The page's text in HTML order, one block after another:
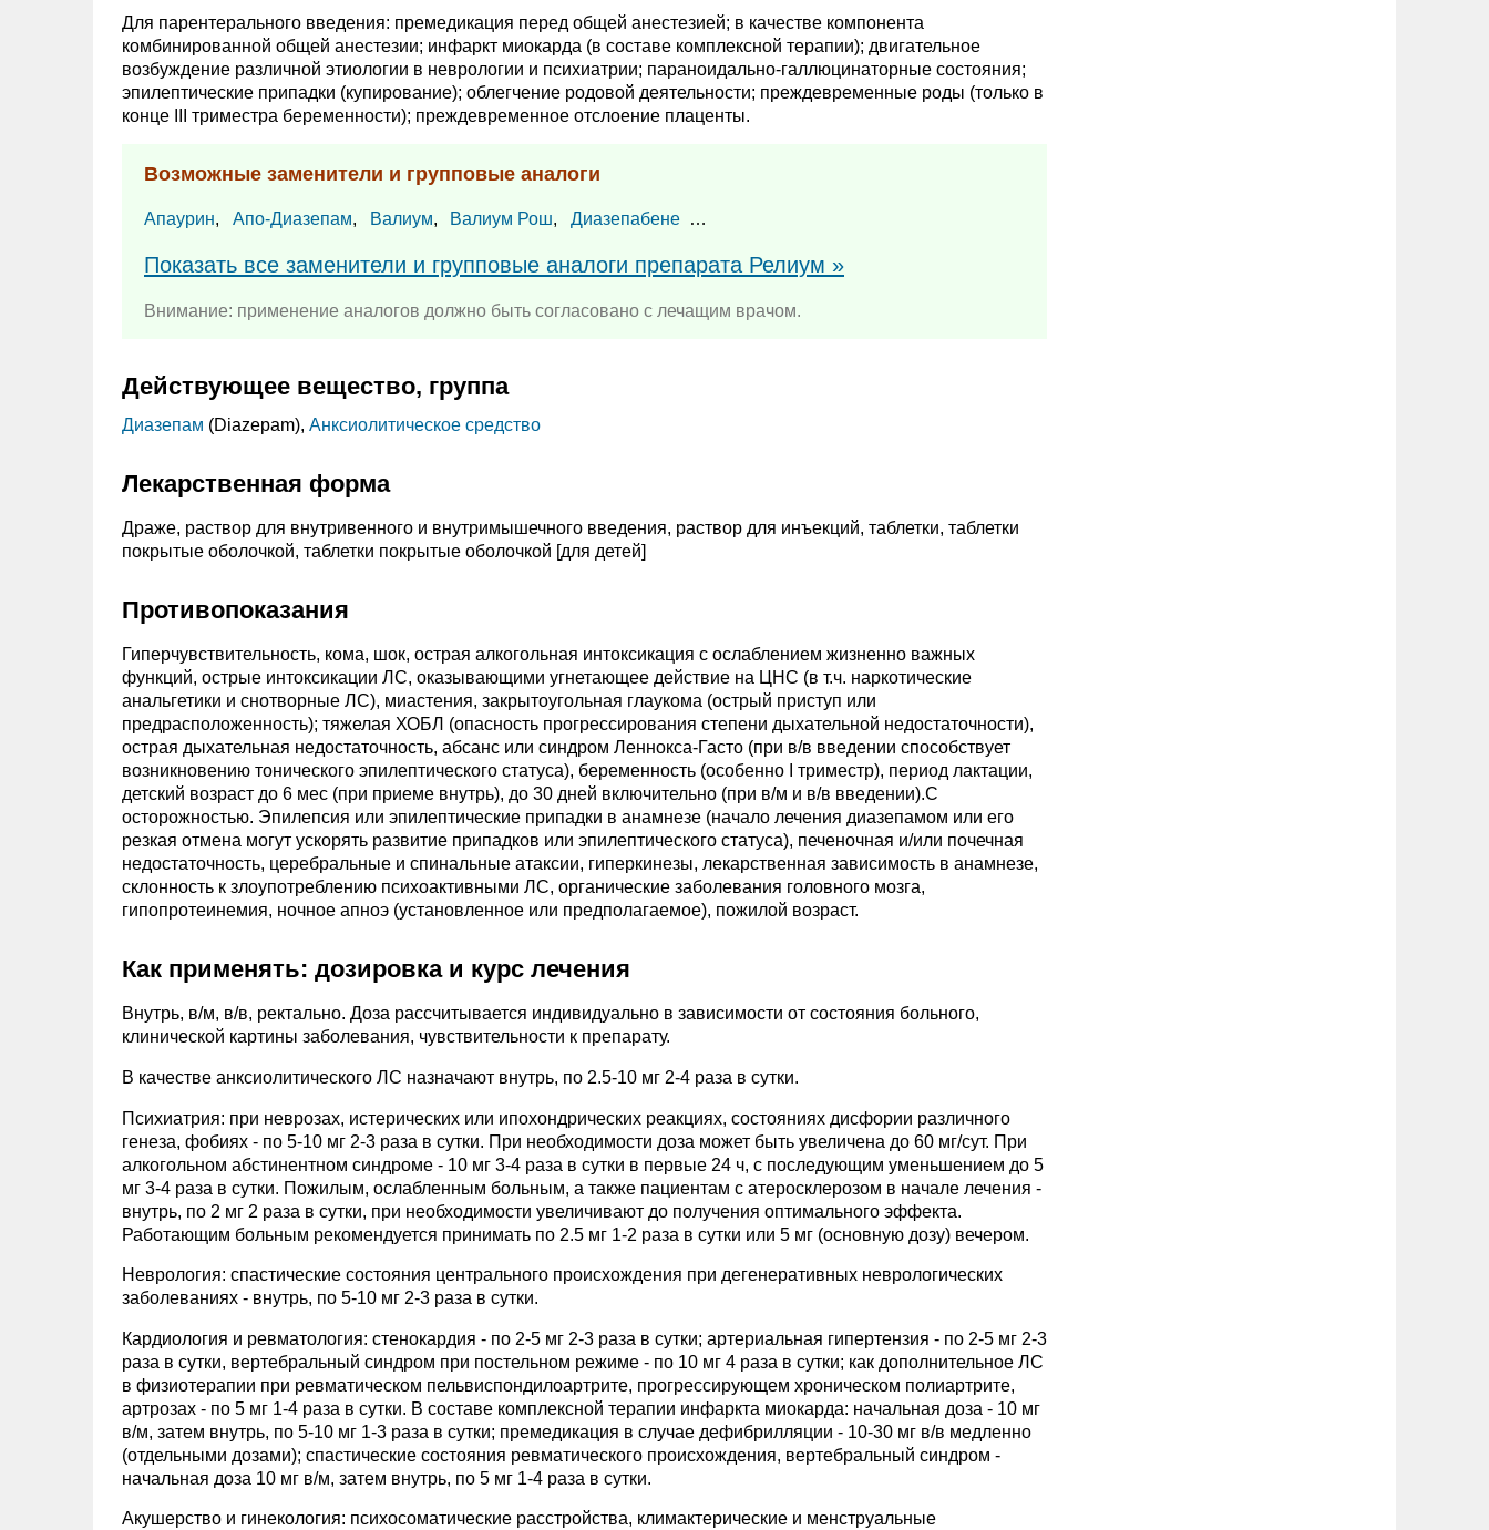
Для парентерального введения: премедикация перед общей анестезией; в качестве компонента
комбинированной общей анестезии; инфаркт миокарда (в составе комплексной терапии); двигательное
возбуждение различной этиологии в неврологии и психиатрии; параноидально-галлюцинаторные состояния;
эпилептические припадки (купирование); облегчение родовой деятельности; преждевременные роды (только в
конце III триместра беременности); преждевременное отслоение плаценты.
Возможные заменители и групповые аналоги
Апаурин, Апо-Диазепам, Валиум, Валиум Рош, Диазепабене …
Показать все заменители и групповые аналоги препарата Релиум »
Внимание: применение аналогов должно быть согласовано с лечащим врачом.
Действующее вещество, группа
Диазепам (Diazepam), Анксиолитическое средство
Лекарственная форма
Драже, раствор для внутривенного и внутримышечного введения, раствор для инъекций, таблетки, таблетки
покрытые оболочкой, таблетки покрытые оболочкой [для детей]
Противопоказания
Гиперчувствительность, кома, шок, острая алкогольная интоксикация с ослаблением жизненно важных
функций, острые интоксикации ЛС, оказывающими угнетающее действие на ЦНС (в т.ч. наркотические
анальгетики и снотворные ЛС), миастения, закрытоугольная глаукома (острый приступ или
предрасположенность); тяжелая ХОБЛ (опасность прогрессирования степени дыхательной недостаточности),
острая дыхательная недостаточность, абсанс или синдром Леннокса-Гасто (при в/в введении способствует
возникновению тонического эпилептического статуса), беременность (особенно I триместр), период лактации,
детский возраст до 6 мес (при приеме внутрь), до 30 дней включительно (при в/м и в/в введении).C
осторожностью. Эпилепсия или эпилептические припадки в анамнезе (начало лечения диазепамом или его
резкая отмена могут ускорять развитие припадков или эпилептического статуса), печеночная и/или почечная
недостаточность, церебральные и спинальные атаксии, гиперкинезы, лекарственная зависимость в анамнезе,
склонность к злоупотреблению психоактивными ЛС, органические заболевания головного мозга,
гипопротеинемия, ночное апноэ (установленное или предполагаемое), пожилой возраст.
Как применять: дозировка и курс лечения
Внутрь, в/м, в/в, ректально. Доза рассчитывается индивидуально в зависимости от состояния больного,
клинической картины заболевания, чувствительности к препарату.
В качестве анксиолитического ЛС назначают внутрь, по 2.5-10 мг 2-4 раза в сутки.
Психиатрия: при неврозах, истерических или ипохондрических реакциях, состояниях дисфории различного
генеза, фобиях - по 5-10 мг 2-3 раза в сутки. При необходимости доза может быть увеличена до 60 мг/сут. При
алкогольном абстинентном синдроме - 10 мг 3-4 раза в сутки в первые 24 ч, с последующим уменьшением до 5
мг 3-4 раза в сутки. Пожилым, ослабленным больным, а также пациентам с атеросклерозом в начале лечения -
внутрь, по 2 мг 2 раза в сутки, при необходимости увеличивают до получения оптимального эффекта.
Работающим больным рекомендуется принимать по 2.5 мг 1-2 раза в сутки или 5 мг (основную дозу) вечером.
Неврология: спастические состояния центрального происхождения при дегенеративных неврологических
заболеваниях - внутрь, по 5-10 мг 2-3 раза в сутки.
Кардиология и ревматология: стенокардия - по 2-5 мг 2-3 раза в сутки; артериальная гипертензия - по 2-5 мг 2-3
раза в сутки, вертебральный синдром при постельном режиме - по 10 мг 4 раза в сутки; как дополнительное ЛС
в физиотерапии при ревматическом пельвиспондилоартрите, прогрессирующем хроническом полиартрите,
артрозах - по 5 мг 1-4 раза в сутки. В составе комплексной терапии инфаркта миокарда: начальная доза - 10 мг
в/м, затем внутрь, по 5-10 мг 1-3 раза в сутки; премедикация в случае дефибрилляции - 10-30 мг в/в медленно
(отдельными дозами); спастические состояния ревматического происхождения, вертебральный синдром -
начальная доза 10 мг в/м, затем внутрь, по 5 мг 1-4 раза в сутки.
Акушерство и гинекология: психосоматические расстройства, климактерические и менструальные